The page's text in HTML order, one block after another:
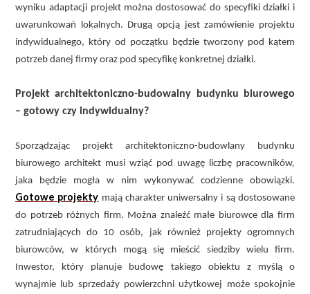
wyniku adaptacji projekt można dostosować do specyfiki działki i
uwarunkowań lokalnych. Drugą opcją jest zamówienie projektu
indywidualnego, który od początku będzie tworzony pod kątem
potrzeb danej firmy oraz pod specyfikę konkretnej działki.
Projekt architektoniczno-budowalny budynku biurowego
– gotowy czy indywidualny?
Sporządzając projekt architektoniczno-budowlany budynku
biurowego architekt musi wziąć pod uwagę liczbę pracowników,
jaka będzie mogła w nim wykonywać codzienne obowiązki.
Gotowe projekty mają charakter uniwersalny i są dostosowane
do potrzeb różnych firm. Można znaleźć małe biurowce dla firm
zatrudniających do 10 osób, jak również projekty ogromnych
biurowców, w których mogą się mieścić siedziby wielu firm.
Inwestor, który planuje budowę takiego obiektu z myślą o
wynajmie lub sprzedaży powierzchni użytkowej może spokojnie